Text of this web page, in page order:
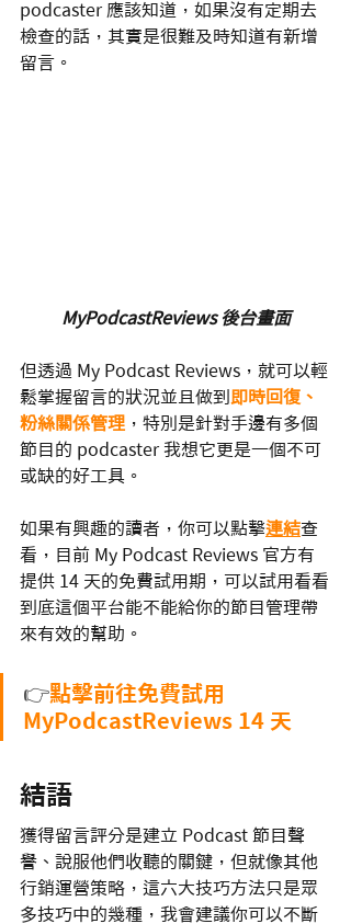
podcaster 應該知道，如果沒有定期去
檢查的話，其實是很難及時知道有新增
留言。
MyPodcastReviews 後台畫面
但透過 My Podcast Reviews，就可以輕
鬆掌握留言的狀況並且 做到 即時回復、
粉絲關係管理 ，特別是針對手邊有多個
節目的 podcaster 我想它更是一個不可
或缺的好工具。
如果有興趣的讀者，你可以點擊連結查
看，目前 My Podcast Reviews 官方有
提供 14 天的免費試用期，可以試用看看
到底這個平台能不能給你的節目管理帶
來有效的幫助。
👉點擊前往免費試用
MyPodcastReviews 14 天
結語
獲得留言評分是建立 Podcast 節目聲
譽、說服他們收聽的關鍵，但就像其他
行銷運營策略，這六大技巧方法只是眾
多技巧中的幾種，我會建議你可以不斷